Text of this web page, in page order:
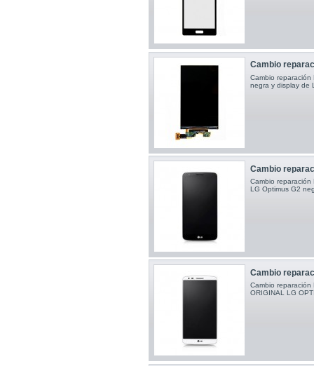
Cambio
Cambio
negra y display de
Cambio
Cambio reparación
LG Optimus G2
Cambio
Cambio reparación
ORIGINAL LG